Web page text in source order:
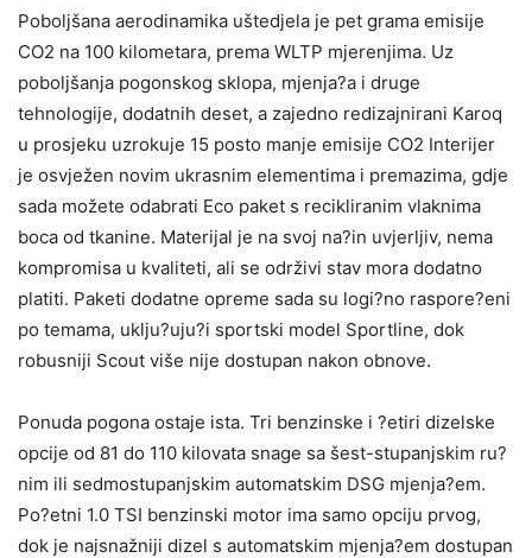
Poboljšana aerodinamika uštedjela je pet grama emisije
CO2 na 100 kilometara, prema WLTP mjerenjima. Uz
poboljšanja pogonskog sklopa, mjenja?a i druge
tehnologije, dodatnih deset, a zajedno redizajnirani Karoq
u prosjeku uzrokuje 15 posto manje emisije CO2 Interijer
je osvježen novim ukrasnim elementima i premazima, gdje
sada možete odabrati Eco paket s recikliranim vlaknima
boca od tkanine. Materijal je na svoj na?in uvjerljiv, nema
kompromisa u kvaliteti, ali se održivi stav mora dodatno
platiti. Paketi dodatne opreme sada su logi?no raspore?eni
po temama, uklju?uju?i sportski model Sportline, dok
robusniji Scout više nije dostupan nakon obnove.
Ponuda pogona ostaje ista. Tri benzinske i ?etiri dizelske
opcije od 81 do 110 kilovata snage sa šest-stupanjskim ru?
nim ili sedmostupanjskim automatskim DSG mjenja?em.
Po?etni 1.0 TSI benzinski motor ima samo opciju prvog,
dok je najsnažniji dizel s automatskim mjenja?em dostupan